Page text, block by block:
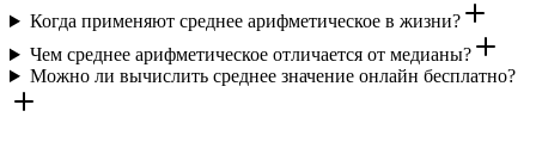
Когда применяют среднее арифметическое в жизни?
Чем среднее арифметическое отличается от медианы?
Можно ли вычислить среднее значение онлайн бесплатно?